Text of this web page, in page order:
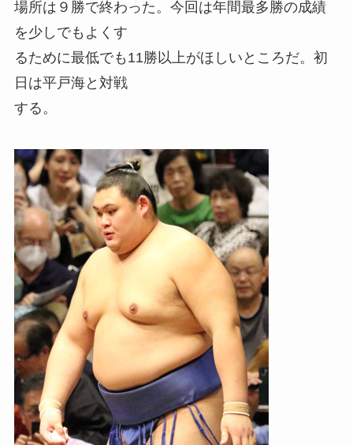
場所は９勝で終わった。今回は年間最多勝の成績
を少しでもよくす
るために最低でも11勝以上がほしいところだ。初
日は平戸海と対戦
する。